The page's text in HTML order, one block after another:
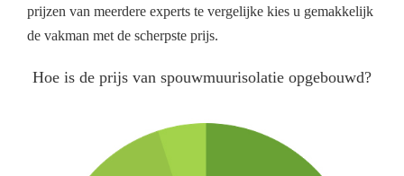
prijzen van meerdere experts te vergelijke kies u gemakkelijk
de vakman met de scherpste prijs.
Hoe is de prijs van spouwmuurisolatie opgebouwd?